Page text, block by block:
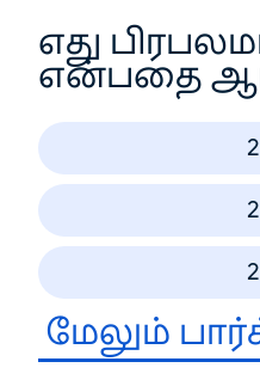
எது
என்பதை
மேலும்